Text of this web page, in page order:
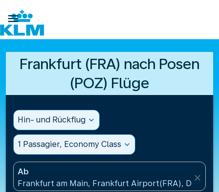

Frankfurt (FRA) nach Posen
(POZ) Flüge
Hin- und Rückflug expand_more
1 Passagier, Economy Class expand_more
Ab
Frankfurt am Main, Frankfurt Airport(FRA),
close